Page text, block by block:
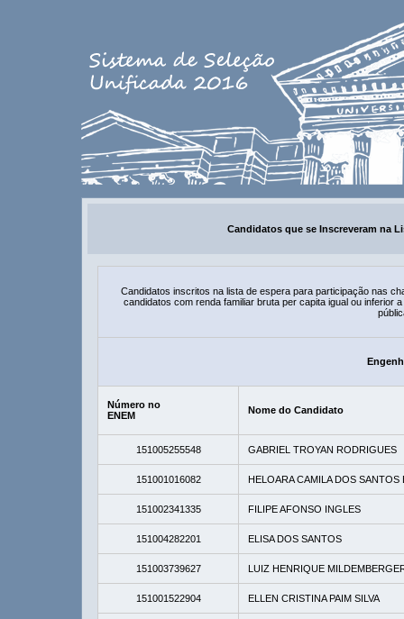
Candidatos que se Inscreveram na
Candidatos inscritos na lista de espera para participação nas
candidatos com renda familiar bruta per capita igual ou inferior
Número no
ENEM
Nome do Candidato
151005255548 GABRIEL TROYAN RODRIGUES
151001016082 HELOARA CAMILA DOS SANTOS
151002341335 FILIPE AFONSO INGLES
151004282201 ELISA DOS SANTOS
151003739627 LUIZ HENRIQUE
151001522904 ELLEN CRISTINA PAIM SILVA